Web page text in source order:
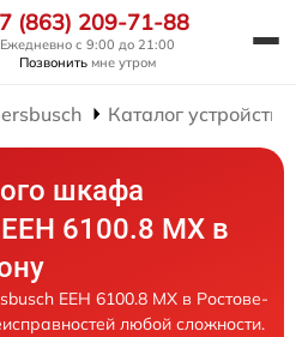
(863) 209-71-88
Ежедневно с 9:00 до 21:00
Позвонить мне утром
Каталог устройств
шкафа
6100.8 MX в
EEH 6100.8 MX в Ростове-
любой сложности.